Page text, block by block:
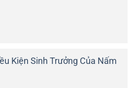
Kiện Sinh Trưởng Của Nấm